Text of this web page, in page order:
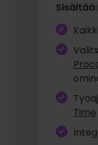
Sisältää:
Time